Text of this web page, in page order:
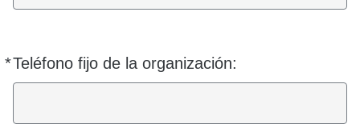
*Teléfono fijo de la organización:
Requerido